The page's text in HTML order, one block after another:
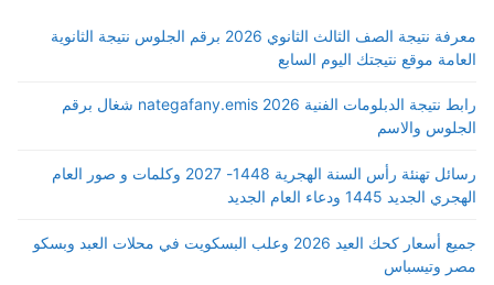
معرفة نتيجة الصف الثالث الثانوي 2026 برقم الجلوس نتيجة الثانوية
العامة موقع نتيجتك اليوم السابع
رابط نتيجة الدبلومات الفنية 2026 nategafany.emis شغال برقم
الجلوس والاسم
رسائل تهنئة رأس السنة الهجرية 1448- 2027 وكلمات و صور العام
الهجري الجديد 1445 ودعاء العام الجديد
جميع أسعار كحك العيد 2026 وعلب البسكويت في محلات العبد وبسكو
مصر وتيسباس